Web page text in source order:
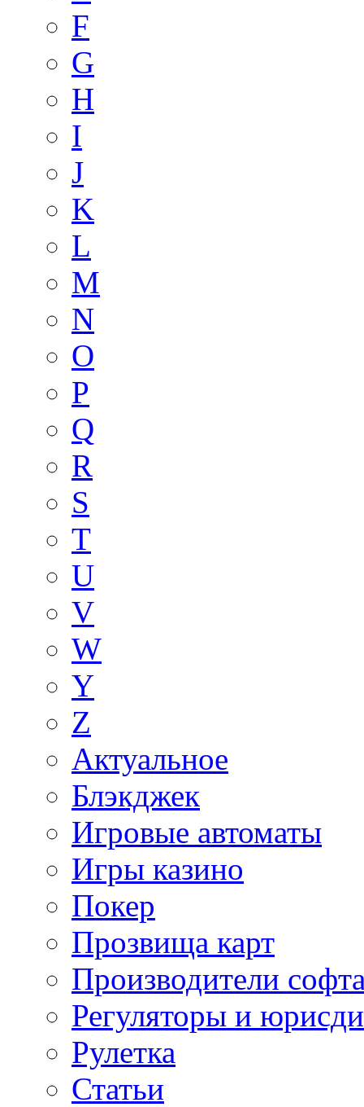
F
G
H
I
J
K
L
M
N
O
P
Q
R
S
T
U
V
W
Y
Z
Актуальное
Блэкджек
Игровые автоматы
Игры казино
Покер
Прозвища карт
Производители
Регуляторы и
Рулетка
Статьи